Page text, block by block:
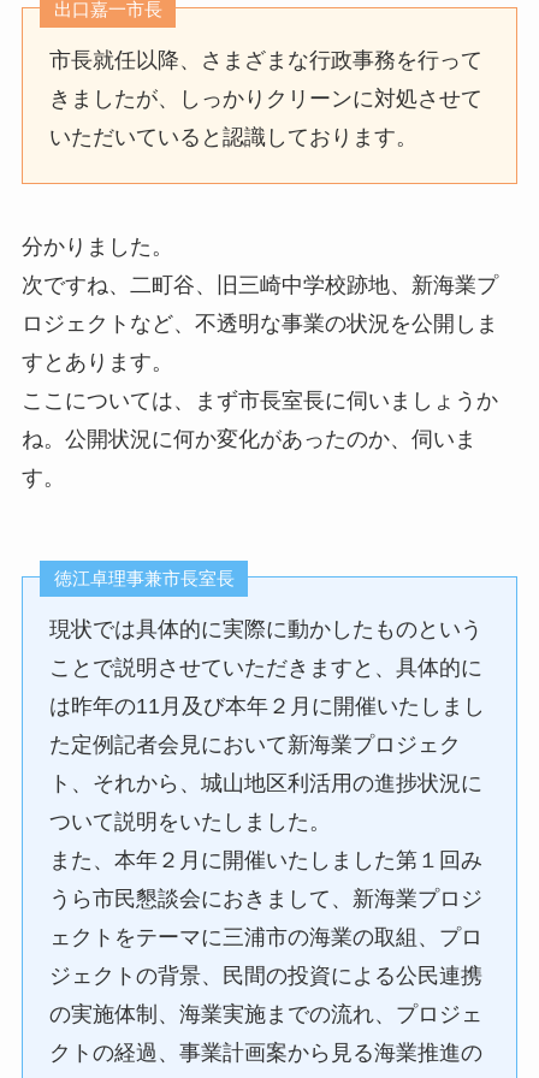
出口嘉一市長
市長就任以降、さまざまな行政事務を行って
きましたが、しっかりクリーンに対処させて
いただいていると認識しております。
分かりました。
次ですね、二町谷、旧三崎中学校跡地、新海業プ
ロジェクトなど、不透明な事業の状況を公開しま
すとあります。
ここについては、まず市長室長に伺いましょうか
ね。公開状況に何か変化があったのか、伺いま
す。
徳江卓理事兼市長室長
現状では具体的に実際に動かしたものという
ことで説明させていただきますと、具体的に
は昨年の11月及び本年２月に開催いたしまし
た定例記者会見において新海業プロジェク
ト、それから、城山地区利活用の進捗状況に
ついて説明をいたしました。
また、本年２月に開催いたしました第１回み
うら市民懇談会におきまして、新海業プロジ
ェクトをテーマに三浦市の海業の取組、プロ
ジェクトの背景、民間の投資による公民連携
の実施体制、海業実施までの流れ、プロジェ
クトの経過、事業計画案から見る海業推進の